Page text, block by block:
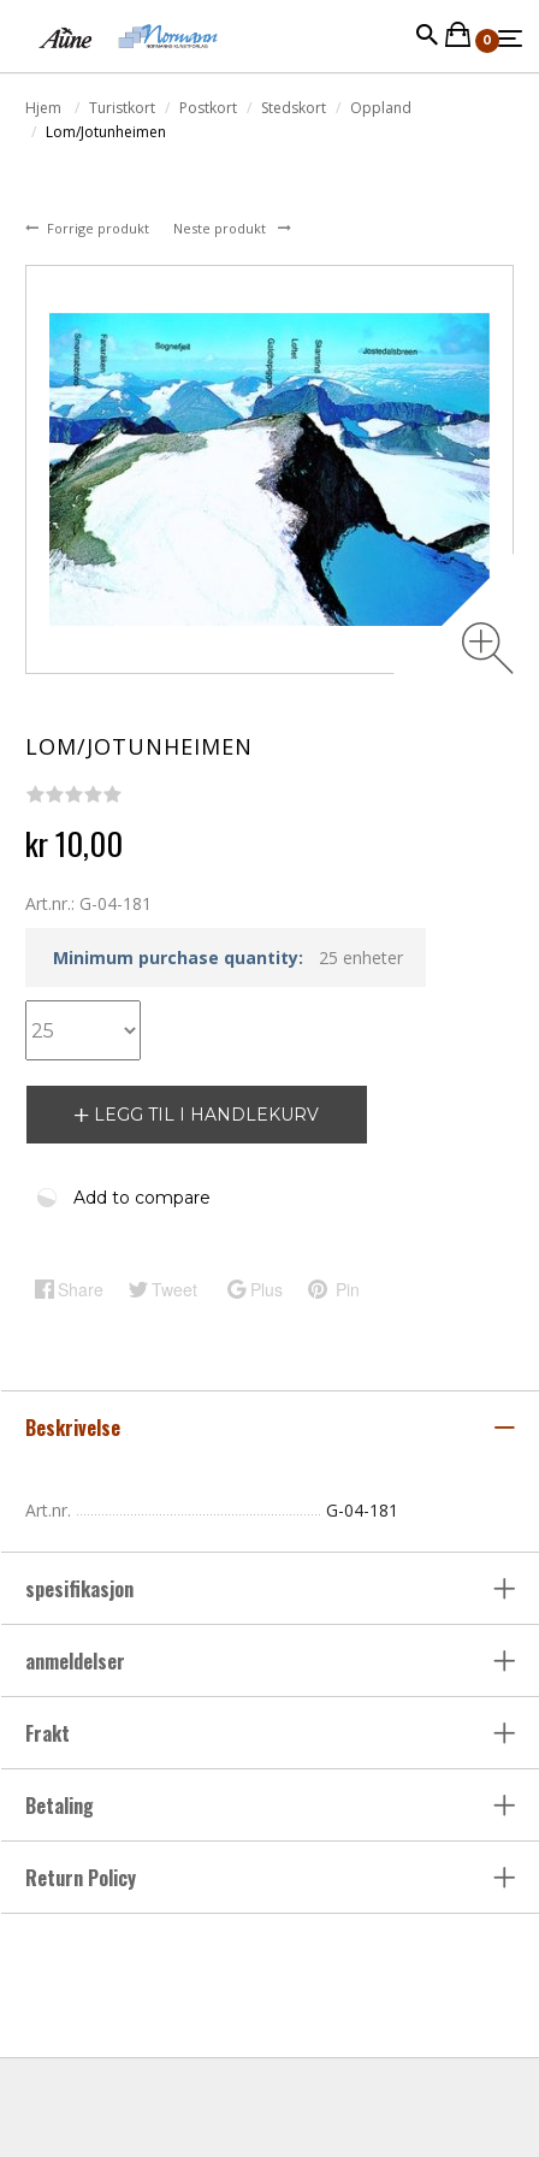
0
Hjem Turistkort Postkort Stedskort
Oppland
Lom/Jotunheimen
Forrige produkt Neste produkt
LOM/JOTUNHEIMEN
kr 10,00
Art.nr.: G-04-181
Minimum purchase quantity: 25 enheter
LEGG TIL I HANDLEKURV
Add to compare
Share Tweet Plus Pin
Beskrivelse
Art.nr. G-04-181
spesifikasjon
anmeldelser
Frakt
Betaling
Return Policy